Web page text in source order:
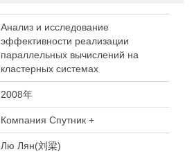
Анализ и исследование
эффективности реализации
параллельных вычислений на
кластерных системах
2008年
Компания Спутник +
Лю Лян(刘梁)